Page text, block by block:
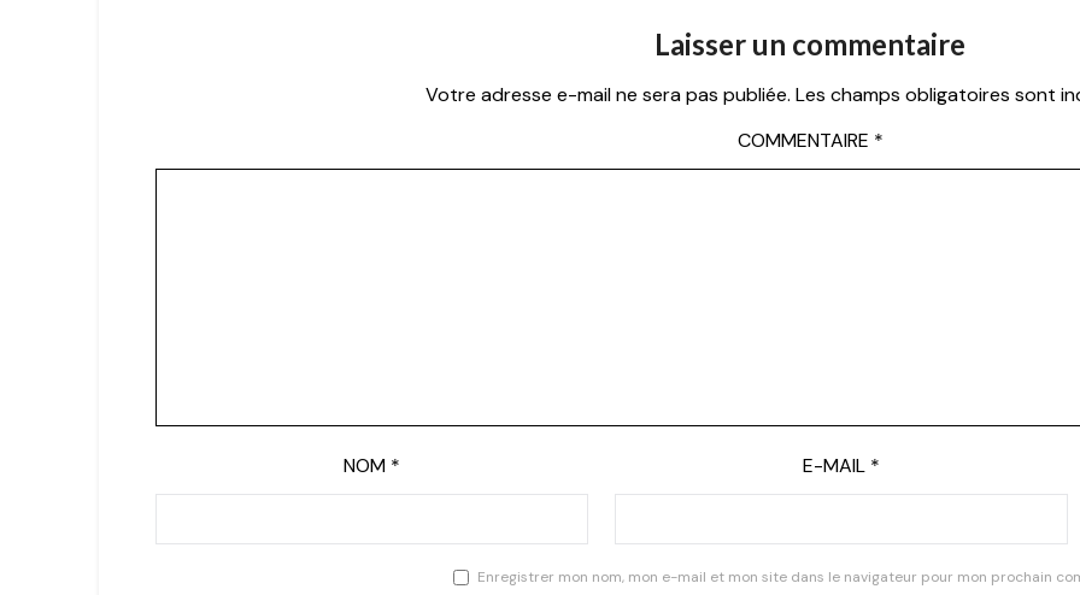
Laisser un commentaire
Votre adresse e-mail ne sera pas publiée. Les champs obligatoires sont
COMMENTAIRE *
NOM * E-MAIL *
Enregistrer mon nom, mon e-mail et mon site dans le navigateur pour mon prochain